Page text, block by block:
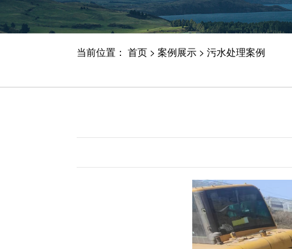
当前位置： 首页> 案例展示> 污水处理案例